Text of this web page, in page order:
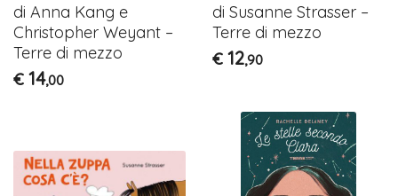
di Anna Kang e
Christopher Weyant –
Terre di mezzo
€ 14,00
di Susanne Strasser –
Terre di mezzo
€ 12,90